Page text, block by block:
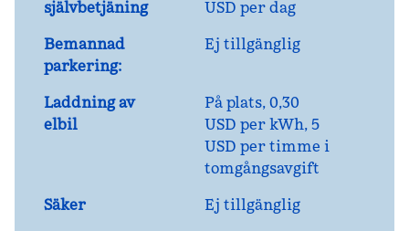
självbetjäning
USD per dag
Bemannad
parkering:
Ej tillgänglig
Laddning av
elbil
På plats, 0,30
USD per kWh, 5
USD per timme i
tomgångsavgift
Säker
Ej tillgänglig